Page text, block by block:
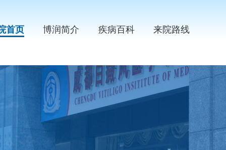
首页 博润简介 疾病百科 来院路线